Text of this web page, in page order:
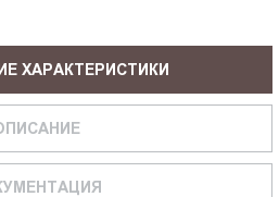
ХАРАКТЕРИСТИКИ